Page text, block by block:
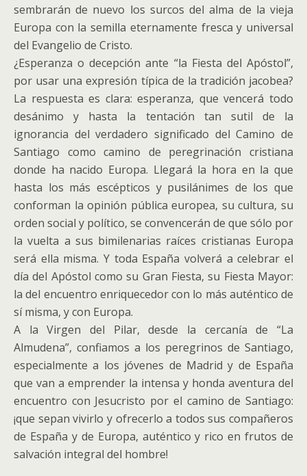
sembrarán de nuevo los surcos del alma de la vieja
Europa con la semilla eternamente fresca y universal
del Evangelio de Cristo.
¿Esperanza o decepción ante “la Fiesta del Apóstol”,
por usar una expresión típica de la tradición jacobea?
La respuesta es clara: esperanza, que vencerá todo
desánimo y hasta la tentación tan sutil de la
ignorancia del verdadero significado del Camino de
Santiago como camino de peregrinación cristiana
donde ha nacido Europa. Llegará la hora en la que
hasta los más escépticos y pusilánimes de los que
conforman la opinión pública europea, su cultura, su
orden social y político, se convencerán de que sólo por
la vuelta a sus bimilenarias raíces cristianas Europa
será ella misma. Y toda España volverá a celebrar el
día del Apóstol como su Gran Fiesta, su Fiesta Mayor:
la del encuentro enriquecedor con lo más auténtico de
sí misma, y con Europa.
A la Virgen del Pilar, desde la cercanía de “La
Almudena”, confiamos a los peregrinos de Santiago,
especialmente a los jóvenes de Madrid y de España
que van a emprender la intensa y honda aventura del
encuentro con Jesucristo por el camino de Santiago:
¡que sepan vivirlo y ofrecerlo a todos sus compañeros
de España y de Europa, auténtico y rico en frutos de
salvación integral del hombre!